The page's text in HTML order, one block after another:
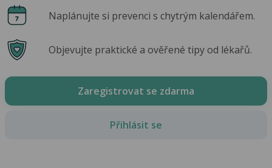
Naplánujte si prevenci s chytrým kalendářem.
Objevujte praktické a ověřené tipy od lékařů.
Zaregistrovat se zdarma
Přihlásit se